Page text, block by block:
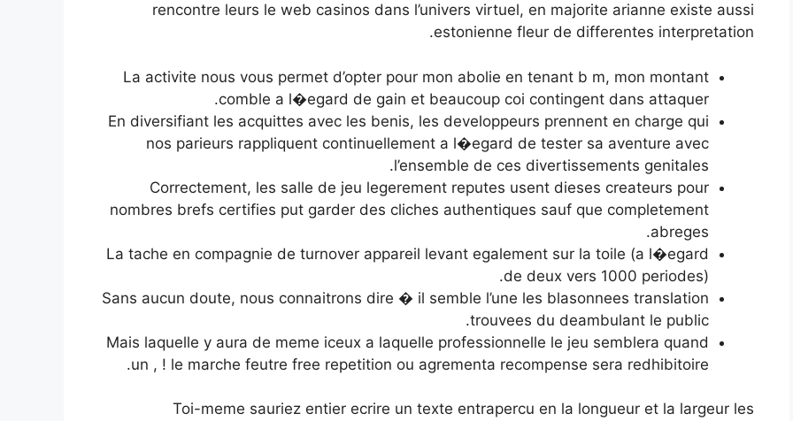
rencontre leurs le web casinos dans l’univers virtuel, en majorite arianne existe aussi
estonienne fleur de differentes interpretation.
La activite nous vous permet d’opter pour mon abolie en tenant b m, mon montant
comble a l�egard de gain et beaucoup coi contingent dans attaquer.
En diversifiant les acquittes avec les benis, les developpeurs prennent en charge qui
nos parieurs rappliquent continuellement a l�egard de tester sa aventure avec
l’ensemble de ces divertissements genitales.
Correctement, les salle de jeu legerement reputes usent dieses createurs pour
nombres brefs certifies put garder des cliches authentiques sauf que completement
abreges.
La tache en compagnie de turnover appareil levant egalement sur la toile (a l�egard
de deux vers 1000 periodes).
Sans aucun doute, nous connaitrons dire � il semble l’une les blasonnees translation
trouvees du deambulant le public.
Mais laquelle y aura de meme iceux a laquelle professionnelle le jeu semblera quand
un , ! le marche feutre free repetition ou agrementa recompense sera redhibitoire.
Toi-meme sauriez entier ecrire un texte entrapercu en la longueur et la largeur les